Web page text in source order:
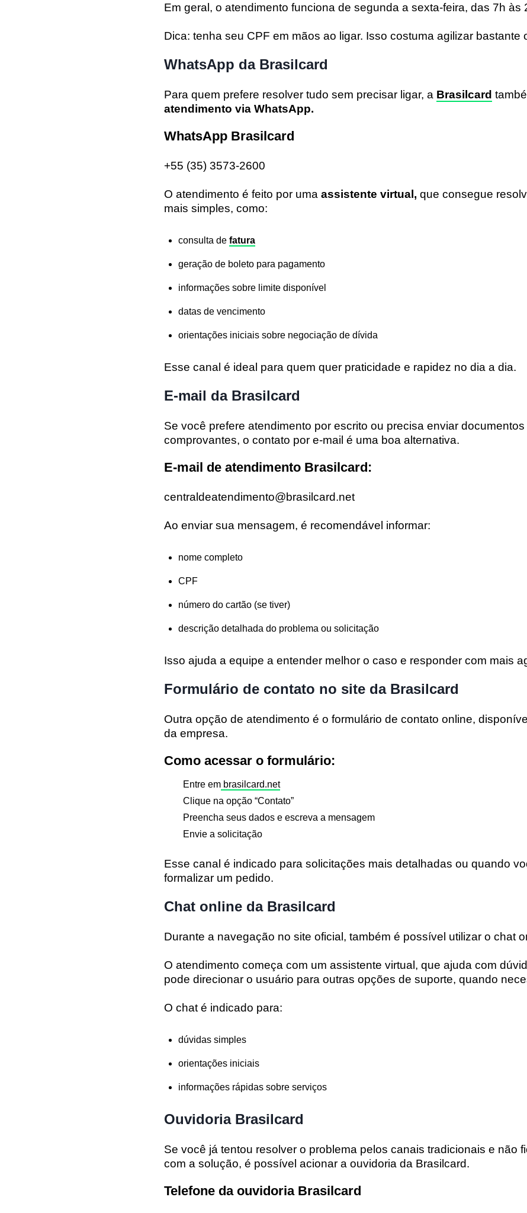
Em geral, o atendimento funciona de segunda a sexta-feira, das 7h às
Dica: tenha seu CPF em mãos ao ligar. Isso costuma agilizar bastante
WhatsApp da Brasilcard
Para quem prefere resolver tudo sem precisar ligar, a Brasilcard
atendimento via WhatsApp.
WhatsApp Brasilcard
+55 (35) 3573-2600
O atendimento é feito por uma assistente virtual, que consegue
mais simples, como:
consulta de fatura
geração de boleto para pagamento
informações sobre limite disponível
datas de vencimento
orientações iniciais sobre negociação de dívida
Esse canal é ideal para quem quer praticidade e rapidez no dia a dia.
E-mail da Brasilcard
Se você prefere atendimento por escrito ou precisa enviar documentos
comprovantes, o contato por e-mail é uma boa alternativa.
E-mail de atendimento Brasilcard:
centraldeatendimento@brasilcard.net
Ao enviar sua mensagem, é recomendável informar:
nome completo
CPF
número do cartão (se tiver)
descrição detalhada do problema ou solicitação
Isso ajuda a equipe a entender melhor o caso e responder com mais
Formulário de contato no site da Brasilcard
Outra opção de atendimento é o formulário de contato online,
da empresa.
Como acessar o formulário:
Entre em brasilcard.net
Clique na opção “Contato”
Preencha seus dados e escreva a mensagem
Envie a solicitação
Esse canal é indicado para solicitações mais detalhadas ou quando
formalizar um pedido.
Chat online da Brasilcard
Durante a navegação no site oficial, também é possível utilizar o chat
O atendimento começa com um assistente virtual, que ajuda com
pode direcionar o usuário para outras opções de suporte, quando
O chat é indicado para:
dúvidas simples
orientações iniciais
informações rápidas sobre serviços
Ouvidoria Brasilcard
Se você já tentou resolver o problema pelos canais tradicionais e não
com a solução, é possível acionar a ouvidoria da Brasilcard.
Telefone da ouvidoria Brasilcard